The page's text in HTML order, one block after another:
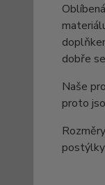
dobře
Naše
proto